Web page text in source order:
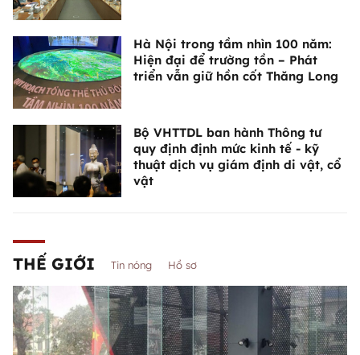
Hà Nội trong tầm nhìn 100 năm:
Hiện đại để trường tồn – Phát
triển vẫn giữ hồn cốt Thăng Long
Bộ VHTTDL ban hành Thông tư
quy định định mức kinh tế - kỹ
thuật dịch vụ giám định di vật, cổ
vật
THẾ GIỚI Tin nóng Hồ sơ
Vì sao mẫu xe Nhật này vẫn được
yêu thích dù không thiếu lựa chọn
khác?